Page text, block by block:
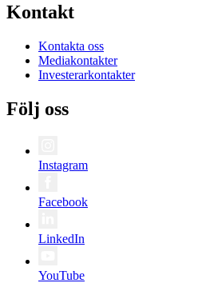
Kontakt
Kontakta oss
Mediakontakter
Investerarkontakter
Följ oss
Instagram
Facebook
LinkedIn
YouTube